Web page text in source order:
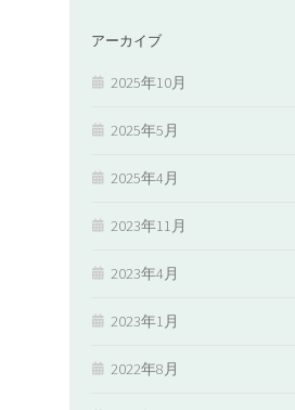
アーカイブ
2025年10月
2025年5月
2025年4月
2023年11月
2023年4月
2023年1月
2022年8月